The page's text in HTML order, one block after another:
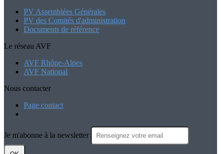
PV Assemblées Générales
PV des Comités d'administration
Documents de référence
Le réseau AVF
AVF Rhône-Alpes
AVF National
Nous contacter
Page contact
Je m'abonne à la newsletter